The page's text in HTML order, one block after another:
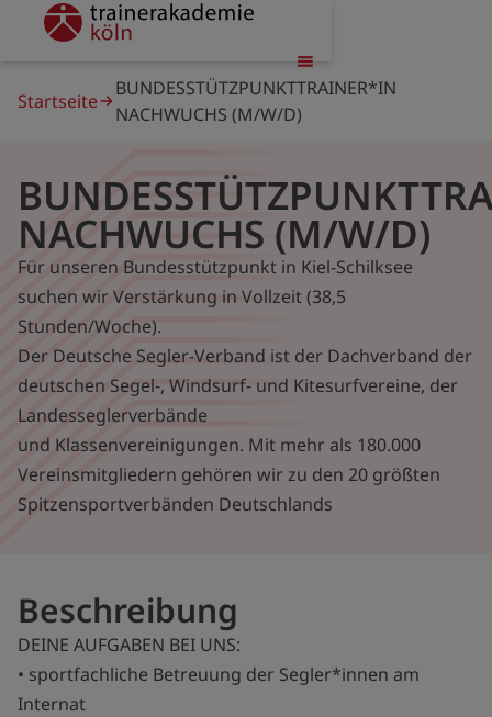
Direkttrainerakademie
Startseite
BUNDESSTÜTZPUNKTTRAINER*IN
NACHWUCHS (M/W/D)
NACHWUCHS (M/W/D)
Für unseren Bundesstützpunkt in Kiel-Schilksee
suchen wir Verstärkung in Vollzeit (38,5
Stunden/Woche).
Der Deutsche Segler-Verband ist der Dachverband der
deutschen Segel-, Windsurf- und Kitesurfvereine, der
Landesseglerverbände
und Klassenvereinigungen. Mit mehr als 180.000
Vereinsmitgliedern gehören wir zu den 20 größten
Spitzensportverbänden Deutschlands
Beschreibung
DEINE AUFGABEN BEI UNS:
• sportfachliche Betreuung der Segler*innen am
Internat